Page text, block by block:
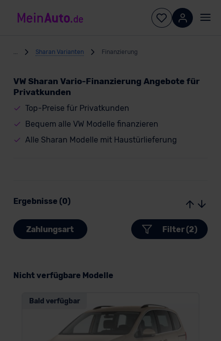
Sharan Varianten Finanzierung
VW Sharan Vario-Finanzierung Angebote für
Privatkunden
Top-Preise für Privatkunden
Bequem alle VW Modelle finanzieren
Alle Sharan Modelle mit Haustürlieferung
Ergebnisse (0)
Zahlungsart Filter (2)
Nicht verfügbare Modelle
Bald verfügbar